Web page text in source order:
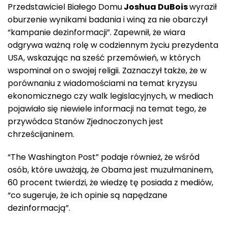
Przedstawiciel Białego DomuJoshua DuBoiswyraził
oburzenie wynikami badania i winą za nie obarczył
“kampanie dezinformacji”. Zapewnił, że wiara
odgrywa ważną rolę w codziennym życiu prezydenta
USA, wskazując na sześć przemówień, w których
wspominał on o swojej religii. Zaznaczył także, że w
porównaniu z wiadomościami na temat kryzysu
ekonomicznego czy walk legislacyjnych, w mediach
pojawiało się niewiele informacji na temat tego, że
przywódca Stanów Zjednoczonych jest
chrześcijaninem.
“The Washington Post” podaje również, że wśród
osób, które uważają, że Obama jest muzułmaninem,
60 procent twierdzi, że wiedzę tę posiada z mediów,
“co sugeruje, że ich opinie są napędzane
dezinformacją”.